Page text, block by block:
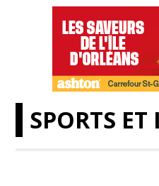
SPORTS ET